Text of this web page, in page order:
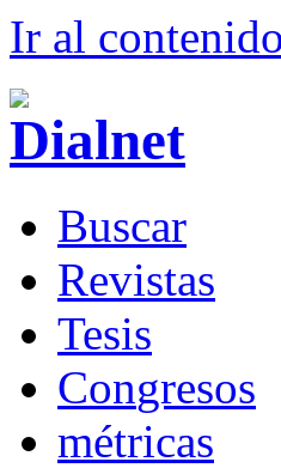
Ir al contenido
Buscar
Revistas
Tesis
Congresos
métricas